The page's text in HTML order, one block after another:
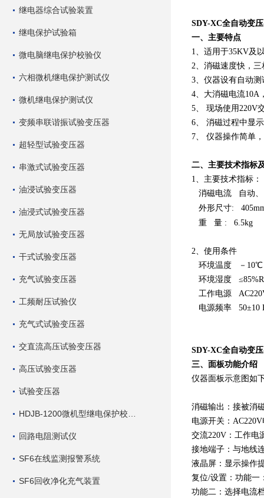
继电器综合试验装置
继电保护试验箱
微电脑继电保护校验仪
六相微机继电保护测试仪
微机继电保护测试仪
变频串联谐振试验变压器
超轻型试验变压器
串激式试验变压器
油浸试验变压器
油浸式试验变压器
无局放试验变压器
干式试验变压器
充气试验变压器
工频耐压试验仪
充气式试验变压器
交直流高压试验变压器
高压试验变压器
试验变压器
回路电阻测试仪
SF6在线监测报警系统
SF6回收净化充气装置
SDY-XC全自动变
一、主要特点
1、适用于35KV及
2、消磁速度快，
3、仪器设有自动
4、大消磁电流10A
5、 现场使用220V
6、 消磁过程中显
7、 仪器操作简单
二、主要技术指标
1、主要技术指标：
消磁电流
自动、
外形尺寸:
重
量 : 6.5kg
2、使用条件
环境温度 －10℃
环境湿度
工作电源
电源频率 50±10
SDY-XC全自动变
三、面板功能介绍
仪器面板示意图如
消磁输出：接被消
电源开关：
交流220V ：工作电
接地端子：与地线
液晶屏：显示操作
复位/设置：功能一
功能二：选择电流